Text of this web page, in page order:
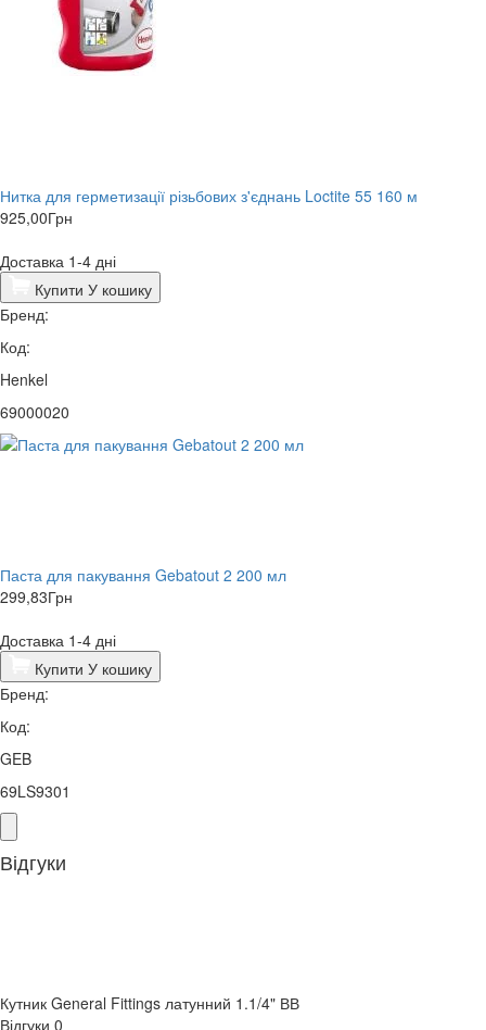
Нитка для герметизації різьбових з'єднань Loctite 55 160 м
925,00Грн
Доставка 1-4 дні
Купити У кошику
Бренд:
Код:
Henkel
69000020
Паста для пакування Gebatout 2 200 мл
299,83Грн
Доставка 1-4 дні
Купити У кошику
Бренд:
Код:
GEB
69LS9301
Відгуки
Кутник General Fittings латунний 1.1/4" ВВ
Відгуки 0